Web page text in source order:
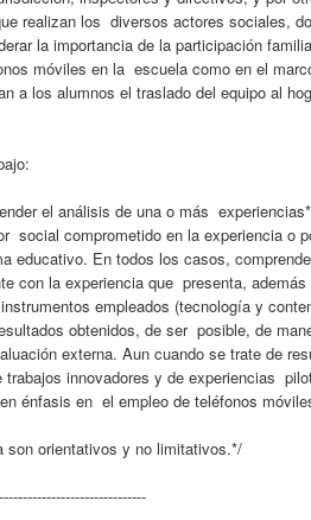
realizan los diversos actores sociales,
la importancia de la participación
móviles en la escuela como en el
a los alumnos el traslado del equipo al
el análisis de una o más
social comprometido en la experiencia o
educativo. En todos los casos,
con la experiencia que presenta,
empleados (tecnología y
obtenidos, de ser posible, de
externa. Aun cuando se trate de
trabajos innovadores y de experiencias
énfasis en el empleo de teléfonos
son orientativos y no limitativos.*/